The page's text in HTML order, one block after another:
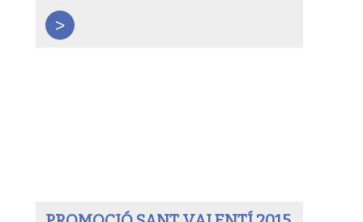
>